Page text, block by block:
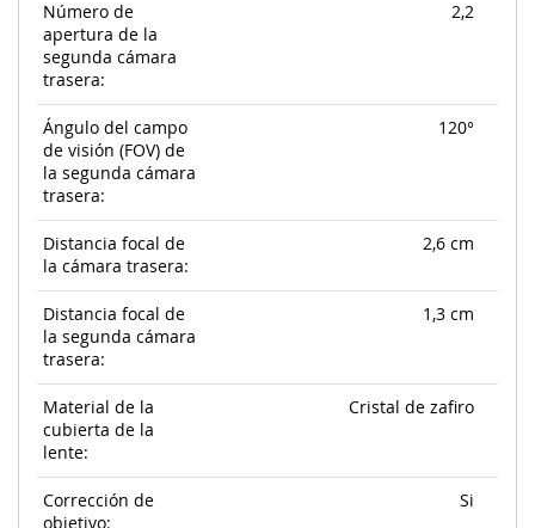
Número de
apertura de la
segunda cámara
trasera:
2,2
Ángulo del campo
de visión (FOV) de
la segunda cámara
trasera:
120°
Distancia focal de
la cámara trasera:
2,6 cm
Distancia focal de
la segunda cámara
trasera:
1,3 cm
Material de la
cubierta de la
lente:
Cristal de zafiro
Corrección de
objetivo:
Si